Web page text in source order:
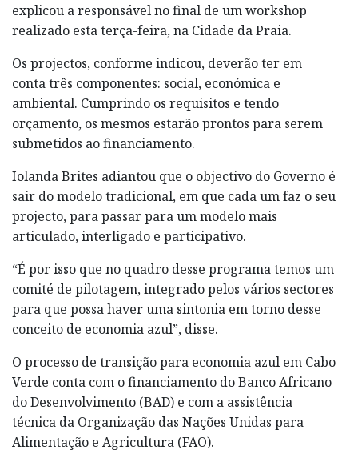
explicou a responsável no final de um workshop
realizado esta terça-feira, na Cidade da Praia.
Os projectos, conforme indicou, deverão ter em
conta três componentes: social, económica e
ambiental. Cumprindo os requisitos e tendo
orçamento, os mesmos estarão prontos para serem
submetidos ao financiamento.
Iolanda Brites adiantou que o objectivo do Governo é
sair do modelo tradicional, em que cada um faz o seu
projecto, para passar para um modelo mais
articulado, interligado e participativo.
“É por isso que no quadro desse programa temos um
comité de pilotagem, integrado pelos vários sectores
para que possa haver uma sintonia em torno desse
conceito de economia azul”, disse.
O processo de transição para economia azul em Cabo
Verde conta com o financiamento do Banco Africano
do Desenvolvimento (BAD) e com a assistência
técnica da Organização das Nações Unidas para
Alimentação e Agricultura (FAO).